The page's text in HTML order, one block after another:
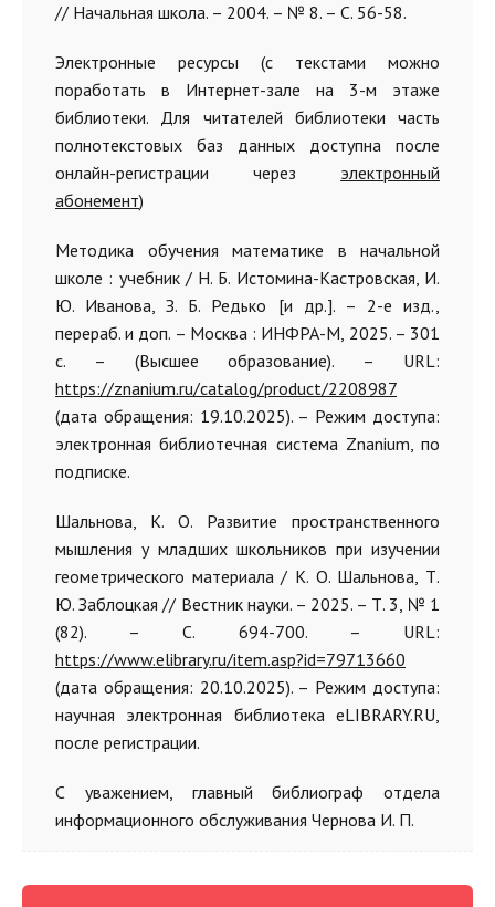
// Начальная школа. – 2004. – № 8. – С. 56-58.
Электронные ресурсы (с текстами можно
поработать в Интернет-зале на 3-м этаже
библиотеки. Для читателей библиотеки часть
полнотекстовых баз данных доступна после
онлайн-регистрации через электронный
абонемент)
Методика обучения математике в начальной
школе : учебник / Н. Б. Истомина-Кастровская, И.
Ю. Иванова, З. Б. Редько [и др.]. – 2-е изд.,
перераб. и доп. – Москва : ИНФРА-М, 2025. – 301
с. – (Высшее образование). – URL:
https://znanium.ru/catalog/product/2208987
(дата обращения: 19.10.2025). – Режим доступа:
электронная библиотечная система Znanium, по
подписке.
Шальнова, К. О. Развитие пространственного
мышления у младших школьников при изучении
геометрического материала / К. О. Шальнова, Т.
Ю. Заблоцкая // Вестник науки. – 2025. – Т. 3, № 1
(82). – С. 694-700. – URL:
https://www.elibrary.ru/item.asp?id=79713660
(дата обращения: 20.10.2025). – Режим доступа:
научная электронная библиотека eLIBRARY.RU,
после регистрации.
С уважением, главный библиограф отдела
информационного обслуживания Чернова И. П.